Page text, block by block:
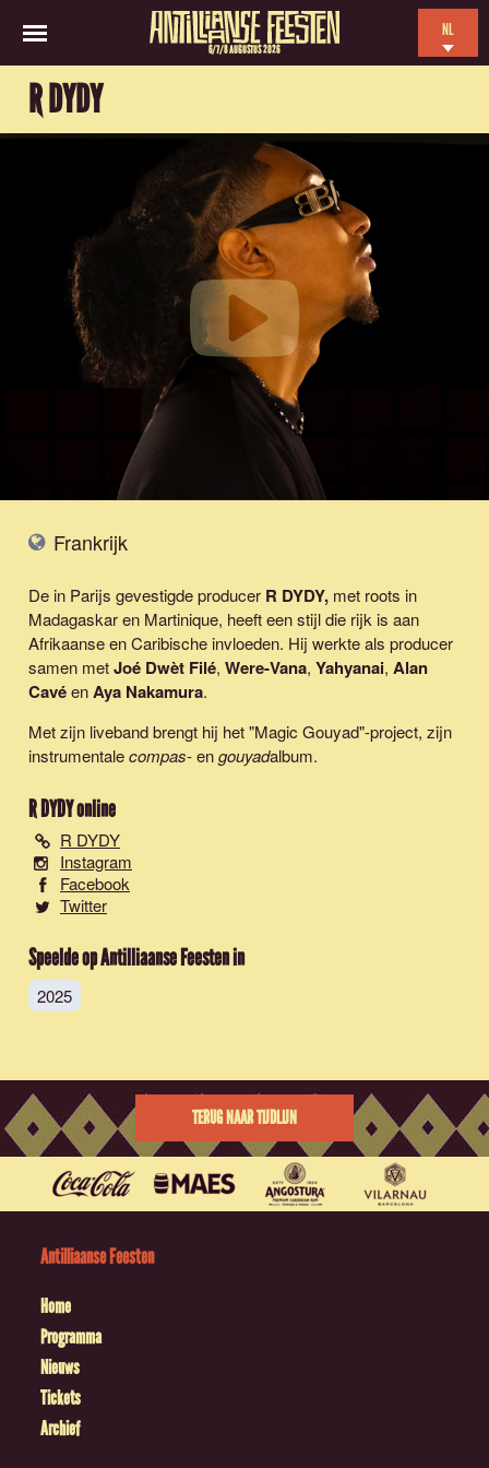
6/7/8 AUGUSTUS 2026
NL
R DYDY
Frankrijk
De in Parijs gevestigde producer R DYDY, met roots in
Madagaskar en Martinique, heeft een stijl die rijk is aan
Afrikaanse en Caribische invloeden. Hij werkte als producer
samen metJoé Dwèt Filé, Were-Vana, Yahyanai, Alan
CavéenAya Nakamura.
Met zijn liveband brengt hij het"Magic Gouyad"-project, zijn
instrumentalecompas- engouyadalbum.
R DYDYonline
R DYDY
Instagram
Facebook
Twitter
Speelde op Antilliaanse Feesten in
2025
TERUG NAAR TIJDLIJN
Antilliaanse Feesten
Home
Programma
Nieuws
Tickets
Archief